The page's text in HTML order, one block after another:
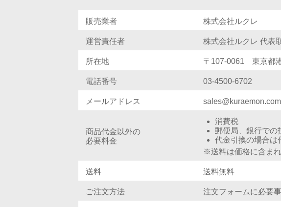
販売業者 株式会社ルクレ
運営責任者 株式会社ルクレ 代表
所在地 〒107-0061 東京都
電話番号 03-4500-6702
メールアドレス sales@kuraemon.com
商品代金以外の
必要料金
消費税
郵便局、銀行での
代金引換の場合は
※送料は価格に含まれ
送料 送料無料
ご注文方法 注文フォームに必要